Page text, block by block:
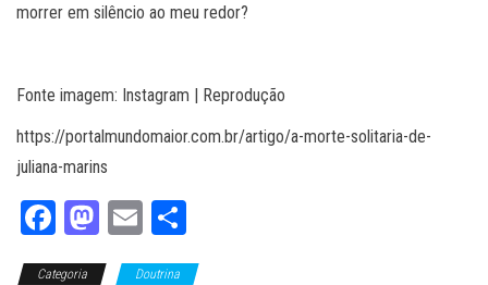
morrer em silêncio ao meu redor?
Fonte imagem: Instagram | Reprodução
https://portalmundomaior.com.br/artigo/a-morte-solitaria-de-
juliana-marins
Fa
ce
M
as
E
m ar
Categoria Doutrina